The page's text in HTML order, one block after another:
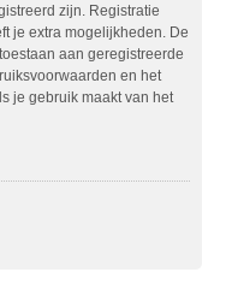
zijn. Registratie
je extra mogelijkheden. De
aan geregistreerde
en het
je gebruik maakt van het